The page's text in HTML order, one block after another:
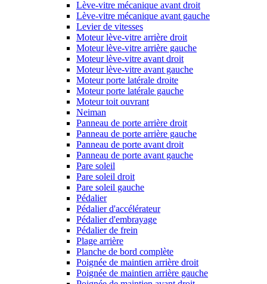
Lève-vitre mécanique avant droit
Lève-vitre mécanique avant gauche
Levier de vitesses
Moteur lève-vitre arrière droit
Moteur lève-vitre arrière gauche
Moteur lève-vitre avant droit
Moteur lève-vitre avant gauche
Moteur porte latérale droite
Moteur porte latérale gauche
Moteur toit ouvrant
Neiman
Panneau de porte arrière droit
Panneau de porte arrière gauche
Panneau de porte avant droit
Panneau de porte avant gauche
Pare soleil
Pare soleil droit
Pare soleil gauche
Pédalier
Pédalier d'accélérateur
Pédalier d'embrayage
Pédalier de frein
Plage arrière
Planche de bord complète
Poignée de maintien arrière droit
Poignée de maintien arrière gauche